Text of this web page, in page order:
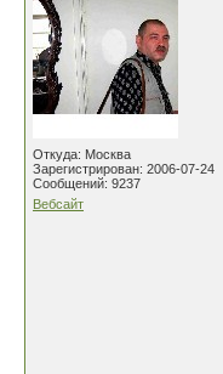
Откуда: Москва
Зарегистрирован: 2006-07-24
Сообщений: 9237
Вебсайт